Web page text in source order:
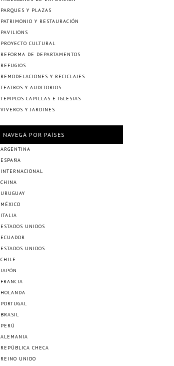
PARQUES Y PLAZAS
PATRIMONIO Y RESTAURACIÓN
PAVILIONS
PROYECTO CULTURAL
REFORMA DE DEPARTAMENTOS
REFUGIOS
REMODELACIONES Y RECICLAJES
TEATROS Y AUDITORIOS
TEMPLOS CAPILLAS E IGLESIAS
VIVEROS Y JARDINES
NAVEGÁ POR PAÍSES
ARGENTINA
ESPAÑA
INTERNACIONAL
CHINA
URUGUAY
MÉXICO
ITALIA
ESTADOS UNIDOS
ECUADOR
ESTADOS UNIDOS
CHILE
JAPÓN
FRANCIA
HOLANDA
PORTUGAL
BRASIL
PERÚ
ALEMANIA
REPÚBLICA CHECA
REINO UNIDO